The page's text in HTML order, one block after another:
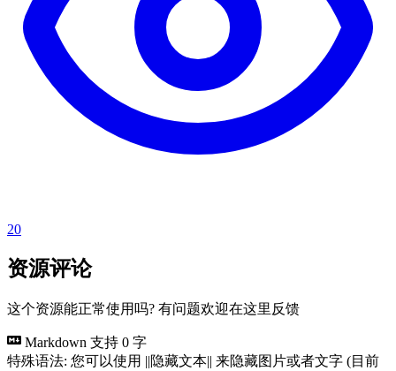
20
资源评论
这个资源能正常使用吗? 有问题欢迎在这里反馈
Markdown 支持 0 字
特殊语法: 您可以使用 ||隐藏文本|| 来隐藏图片或者文字 (目前